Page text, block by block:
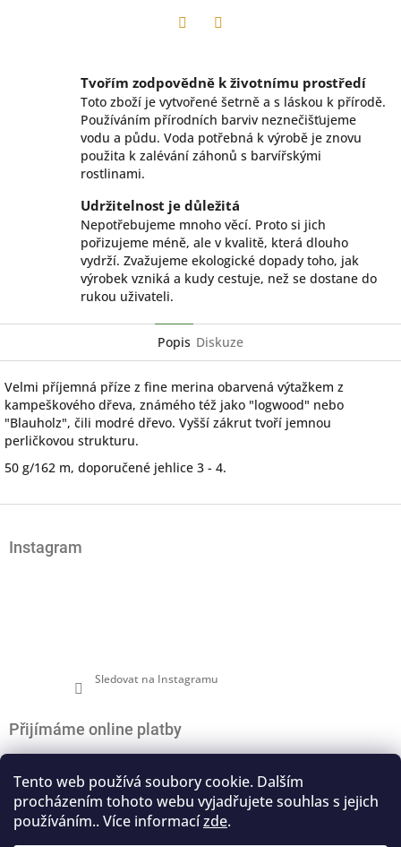
Tento web používá soubory cookie. Dalším
procházením tohoto webu vyjadřujete souhlas s jejich
používáním.. Více informacízde.
Tvořím zodpovědně k životnímu prostředí
Toto zboží je vytvořené šetrně a s láskou k přírodě.
Používáním přírodních barviv neznečišťujeme
vodu a půdu. Voda potřebná k výrobě je znovu
použita k zalévání záhonů s barvířskými
rostlinami.
Udržitelnost je důležitá
Nepotřebujeme mnoho věcí. Proto si jich
pořizujeme méně, ale v kvalitě, která dlouho
vydrží. Zvažujeme ekologické dopady toho, jak
výrobek vzniká a kudy cestuje, než se dostane do
rukou uživateli.
Popis Diskuze
Velmi příjemná příze z fine merina obarvená výtažkem z
kampeškového dřeva, známého též jako "logwood" nebo
"Blauholz", čili modré dřevo. Vyšší zákrut tvoří jemnou
perličkovou strukturu.
50 g/162 m, doporučené jehlice 3 - 4.
Instagram
Sledovat na Instagramu
Přijímáme online platby
Nákupní košík